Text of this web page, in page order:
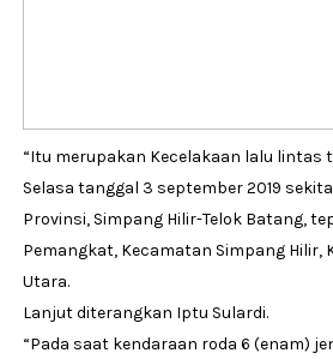
“Itu merupakan Kecelakaan lalu lintas
Selasa tanggal 3 september 2019
Provinsi, Simpang Hilir-Telok Batang,
Pemangkat, Kecamatan Simpang Hilir,
Utara.
Lanjut diterangkan Iptu Sulardi.
“Pada saat kendaraan roda 6 (enam)